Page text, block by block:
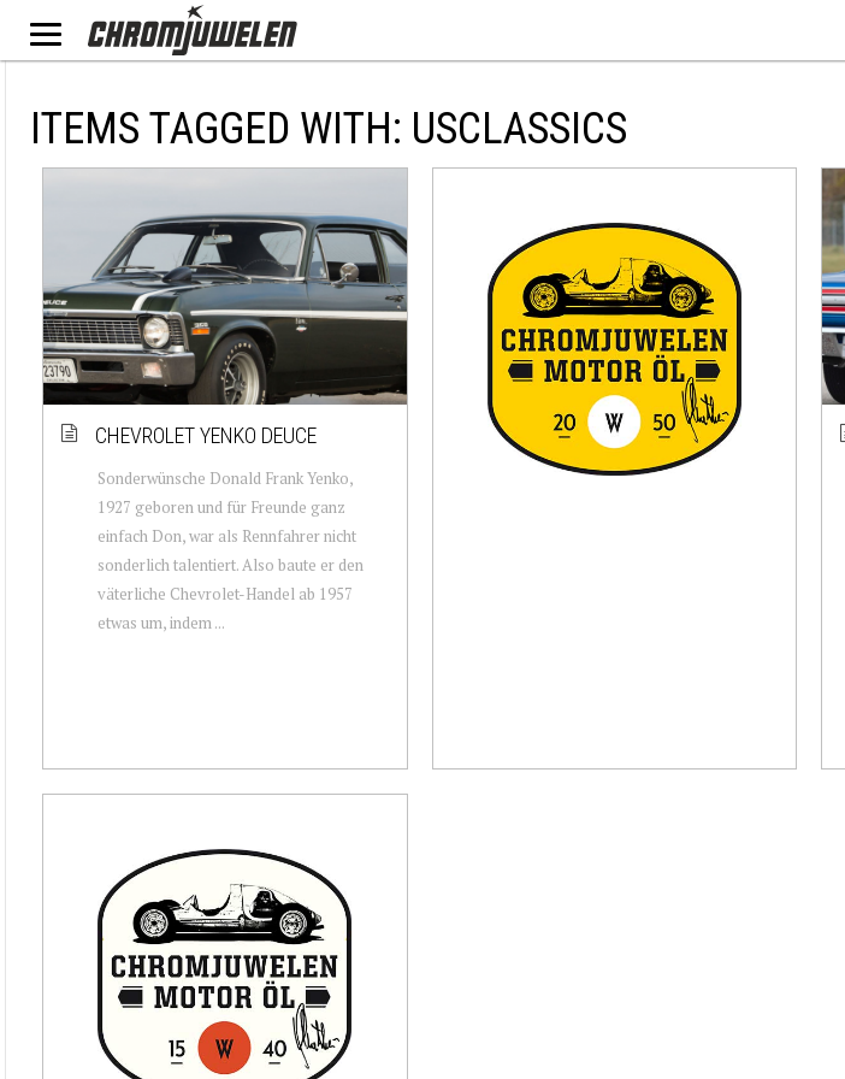
ITEMS TAGGED WITH: USCLASSICS
CHEVROLET YENKO DEUCE
Sonderwünsche Donald Frank Yenko,
1927 geboren und für Freunde ganz
einfach Don, war als Rennfahrer nicht
sonderlich talentiert. Also baute er den
väterliche Chevrolet-Handel ab 1957
etwas um, indem ...